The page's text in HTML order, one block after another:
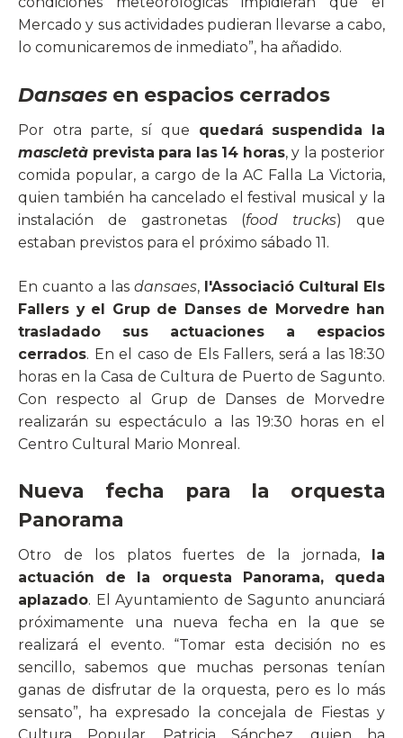
Mercado y sus actividades pudieran llevarse a cabo,
lo comunicaremos de inmediato”, ha añadido.
Dansaes en espacios cerrados
Por otra parte, sí que quedará suspendida la
mascletà prevista para las 14 horas, y la posterior
comida popular, a cargo de la AC Falla La Victoria,
quien también ha cancelado el festival musical y la
instalación de gastronetas (food trucks) que
estaban previstos para el próximo sábado 11.
En cuanto a las dansaes, l'Associació Cultural Els
Fallers y el Grup de Danses de Morvedre han
trasladado sus actuaciones a espacios
cerrados. En el caso de Els Fallers, será a las 18:30
horas en la Casa de Cultura de Puerto de Sagunto.
Con respecto al Grup de Danses de Morvedre
realizarán su espectáculo a las 19:30 horas en el
Centro Cultural Mario Monreal.
Nueva fecha para la orquesta
Panorama
Otro de los platos fuertes de la jornada,
la
actuación de la orquesta Panorama, queda
aplazado. El Ayuntamiento de Sagunto anunciará
próximamente una nueva fecha en la que se
realizará el evento. “Tomar esta decisión no es
sencillo, sabemos que muchas personas tenían
ganas de disfrutar de la orquesta, pero es lo más
sensato”, ha expresado la concejala de Fiestas y